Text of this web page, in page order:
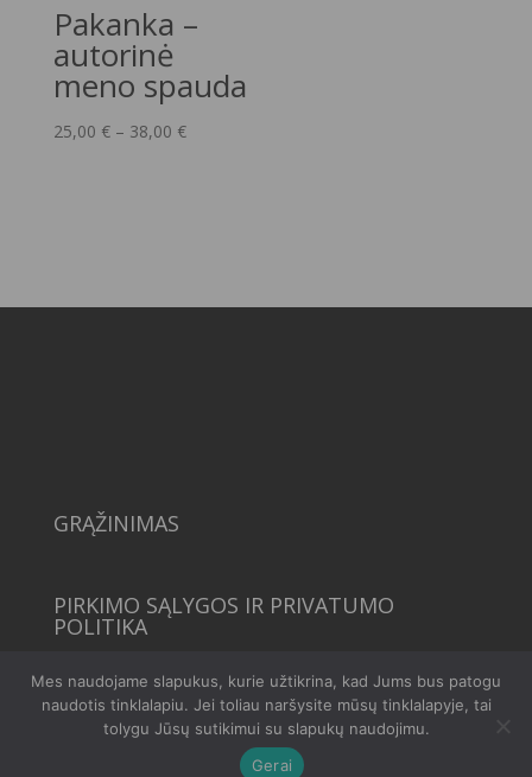
Pakanka –
autorinė
meno spauda
25,00 € – 38,00 €Price
GRĄŽINIMAS
PIRKIMO SĄLYGOS IR PRIVATUMO
POLITIKA
Mes naudojame slapukus, kurie užtikrina, kad Jums bus patogu
naudotis tinklalapiu. Jei toliau naršysite mūsų tinklalapyje, tai
tolygu Jūsų sutikimui su slapukų naudojimu.
Gerai